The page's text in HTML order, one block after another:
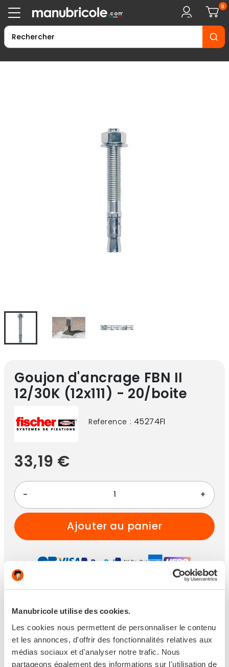
Manubricole utilise des cookies.
Les cookies nous permettent de personnaliser le contenu
et les annonces, d'offrir des fonctionnalités relatives aux
médias sociaux et d'analyser notre trafic. Nous
partageons également des informations sur l'utilisation de
Goujon d'ancrage FBN II
12/30K (12x111) - 20/boite
Reference : 45274FI
33,19 €
- +
ajouter au panier
.com
0